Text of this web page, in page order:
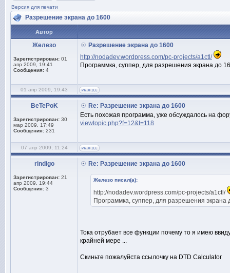
Версия для печати
Разрешение экрана до 1600
Автор
Железо
Зарегистрирован: 01
апр 2009, 19:41
Сообщения: 4
Разрешение экрана до 1600
http://nodadev.wordpress.com/pc-projects/a1ctl/
Программка, суппер, для разрешения экрана до
01 апр 2009, 19:43
BeTePoK
Зарегистрирован: 30
мар 2009, 17:49
Сообщения: 231
Re: Разрешение экрана до 1600
Есть похожая программа, уже обсуждалось на
viewtopic.php?f=12&t=118
07 апр 2009, 11:24
rindigo
Зарегистрирован: 21
апр 2009, 19:44
Сообщения: 3
Re: Разрешение экрана до 1600
Железо писал(а):
http://nodadev.wordpress.com/pc-projects/a1ctl/
Программка, суппер, для разрешения экрана
Тока отрубает все функции почему то я имею
крайней мере ...
Скиньте пожалуйста ссылочку на DTD Calculator